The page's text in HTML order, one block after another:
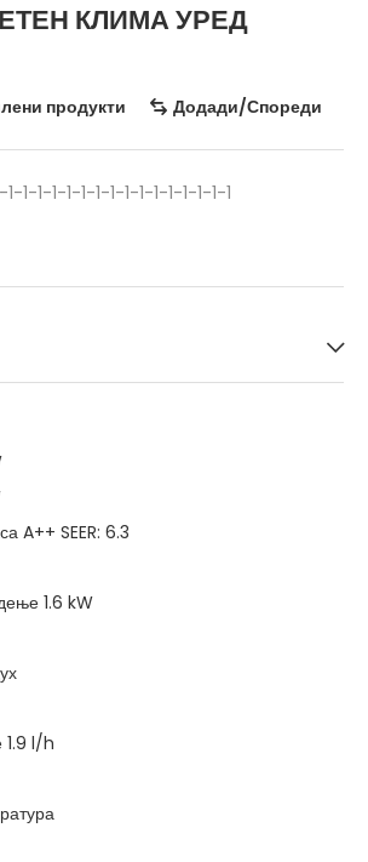
КЛИМА УРЕД
продукти Додади/Спореди
1-1-1-1-1-1-1-1-1-1-1-1-1-1-1
A++ SEER: 6.3
1.6 kW
1.9 l/h